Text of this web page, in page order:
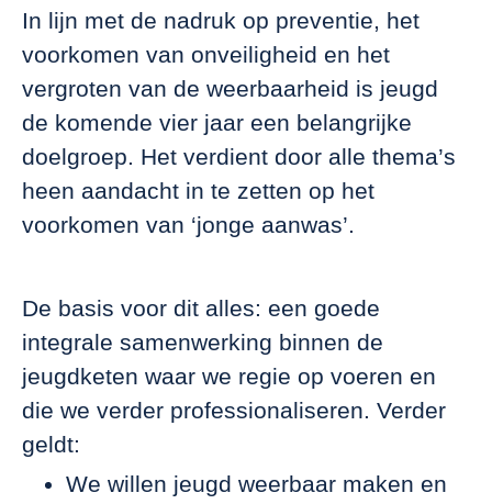
In lijn met de nadruk op preventie, het
voorkomen van onveiligheid en het
vergroten van de weerbaarheid is jeugd
de komende vier jaar een belangrijke
doelgroep. Het verdient door alle thema’s
heen aandacht in te zetten op het
voorkomen van ‘jonge aanwas’.
De basis voor dit alles: een goede
integrale samenwerking binnen de
jeugdketen waar we regie op voeren en
die we verder professionaliseren. Verder
geldt:
We willen jeugd weerbaar maken en